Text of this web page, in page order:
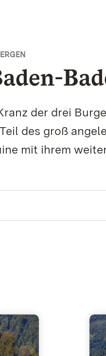
der drei
des groß
mit ihrem
Die